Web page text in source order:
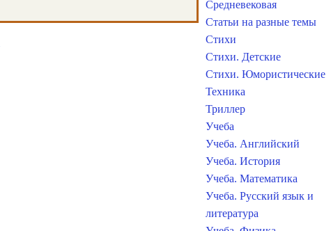
Средневековая
Статьи на разные темы
Стихи
Стихи. Детские
Стихи. Юмористические
Техника
Триллер
Учеба
Учеба. Английский
Учеба. История
Учеба. Математика
Учеба. Русский язык и
литература